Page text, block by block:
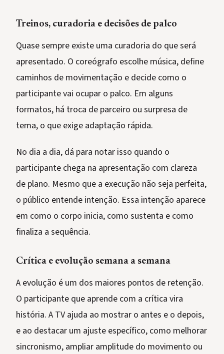
Treinos, curadoria e decisões de palco
Quase sempre existe uma curadoria do que será
apresentado. O coreógrafo escolhe música, define
caminhos de movimentação e decide como o
participante vai ocupar o palco. Em alguns
formatos, há troca de parceiro ou surpresa de
tema, o que exige adaptação rápida.
No dia a dia, dá para notar isso quando o
participante chega na apresentação com clareza
de plano. Mesmo que a execução não seja perfeita,
o público entende intenção. Essa intenção aparece
em como o corpo inicia, como sustenta e como
finaliza a sequência.
Crítica e evolução semana a semana
A evolução é um dos maiores pontos de retenção.
O participante que aprende com a crítica vira
história. A TV ajuda ao mostrar o antes e o depois,
e ao destacar um ajuste específico, como melhorar
sincronismo, ampliar amplitude do movimento ou